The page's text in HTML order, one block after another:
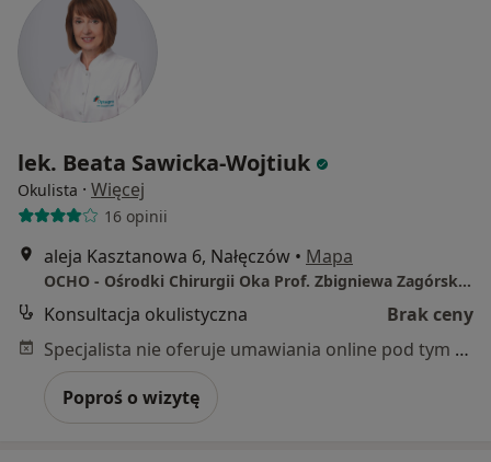
lek. Beata Sawicka-Wojtiuk
Okulista · Więcej
16 opinii
aleja Kasztanowa 6, Nałęczów • Mapa
OCHO - Ośrodki Chirurgii Oka Prof. Zbigniewa Zagórskiego
Konsultacja okulistyczna
Brak ceny
Specjalista nie oferuje umawiania online pod tym adresem.
Poproś o wizytę